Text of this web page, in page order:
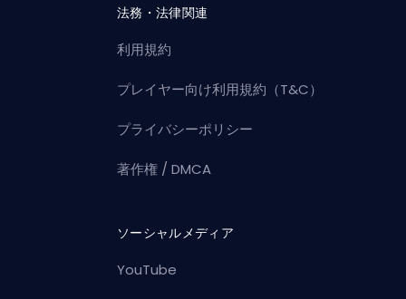
法務・法律関連
利用規約
プレイヤー向け利用規約（T&C）
プライバシーポリシー
著作権 / DMCA
ソーシャルメディア
YouTube